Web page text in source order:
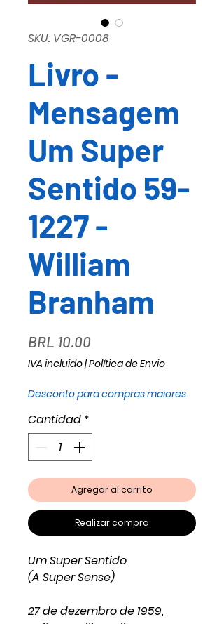
SKU: VGR-0008
Livro -
Mensagem
Um Super
Sentido 59-
1227 -
William
Branham
BRL 10.00Precio
IVA incluido|Política de Envio
Desconto para compras maiores
Cantidad *
Agregar al carrito
Realizar compra
Um Super Sentido
(A Super Sense)
27 de dezembro de 1959,